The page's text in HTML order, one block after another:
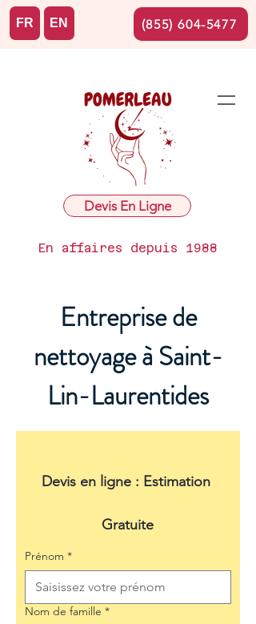
Devis En Ligne
En affaires depuis 1988
FR EN (855) 604-5477
Entreprise de
nettoyage à Saint-
Lin-Laurentides
Devis en ligne : Estimation
Gratuite
Prénom *
Nom de famille *